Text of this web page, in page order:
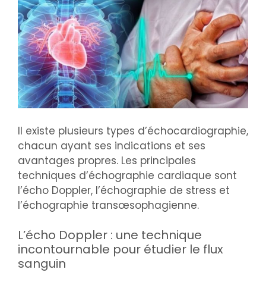
Il existe plusieurs types d’échocardiographie,
chacun ayant ses indications et ses
avantages propres. Les principales
techniques d’échographie cardiaque sont
l’écho Doppler, l’échographie de stress et
l’échographie transœsophagienne.
L’écho Doppler : une technique
incontournable pour étudier le flux
sanguin